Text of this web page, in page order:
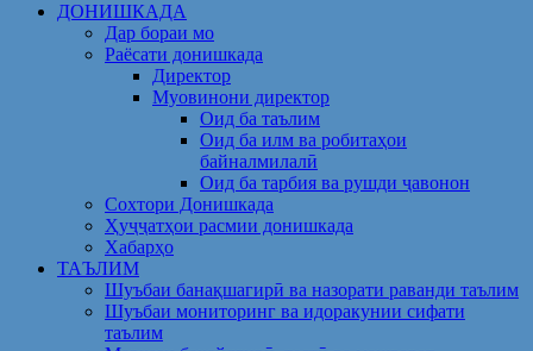
ДОНИШКАДА
Дар бораи мо
Раёсати донишкада
Директор
Муовинони директор
Оид ба таълим
Оид ба илм ва робитаҳои
байналмилалӣ
Оид ба тарбия ва рушди ҷавонон
Сохтори Донишкада
Ҳуҷҷатҳои расмии донишкада
Хабарҳо
ТАЪЛИМ
Шуъбаи банақшагирӣ ва назорати раванди таълим
Шуъбаи мониторинг ва идоракунии сифати
таълим